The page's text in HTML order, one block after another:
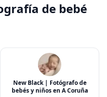
de bebé
New Black | Fotógrafo de
bebés y niños en A Coruña